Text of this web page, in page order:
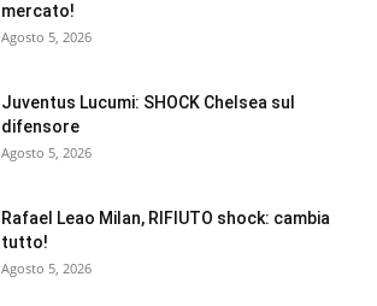
mercato!
Agosto 5, 2026
Juventus Lucumi: SHOCK Chelsea sul
difensore
Agosto 5, 2026
Rafael Leao Milan, RIFIUTO shock: cambia
tutto!
Agosto 5, 2026